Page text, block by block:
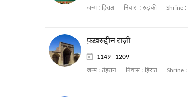
जन्म : हिरात निवास : रुड़की Shrine :
फ़ख़रुद्दीन राज़ी
1149 - 1209
जन्म : तेहरान निवास : हिरात Shrine :